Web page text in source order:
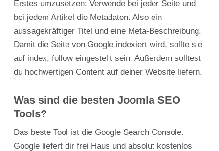
Erstes umzusetzen: Verwende bei jeder Seite und
bei jedem Artikel die Metadaten. Also ein
aussagekräftiger Titel und eine Meta-Beschreibung.
Damit die Seite von Google indexiert wird, sollte sie
auf index, follow eingestellt sein. Außerdem solltest
du hochwertigen Content auf deiner Website liefern.
Was sind die besten Joomla SEO
Tools?
Das beste Tool ist die Google Search Console.
Google liefert dir frei Haus und absolut kostenlos